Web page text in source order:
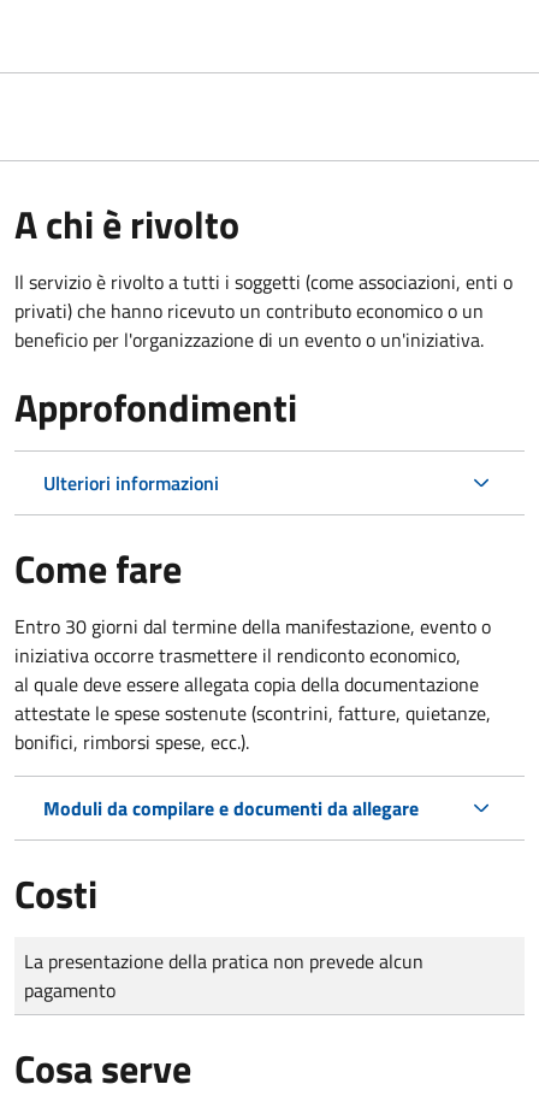
A chi è rivolto
Il servizio è rivolto a tutti i soggetti (come associazioni, enti o
privati) che hanno ricevuto un contributo economico o un
beneficio per l'organizzazione di un evento o un'iniziativa.
Approfondimenti
Ulteriori informazioni
Come fare
Entro 30 giorni dal termine della manifestazione, evento o
iniziativa occorre trasmettere il rendiconto economico,
al quale deve essere allegata copia della documentazione
attestate le spese sostenute (scontrini, fatture, quietanze,
bonifici, rimborsi spese, ecc.).
Moduli da compilare e documenti da allegare
Costi
Tipo di pagamento
Importo
La presentazione della pratica non prevede alcun
pagamento
Cosa serve